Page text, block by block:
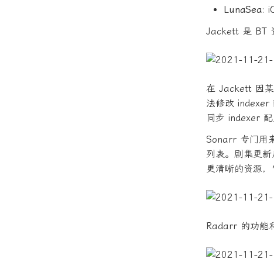
LunaSea:
Jackett 是 BT
在 Jackett 因
法修改 indexer
同步 indexer
Sonarr 专门用
列表。剧集更
更清晰的资源
Radarr 的功能